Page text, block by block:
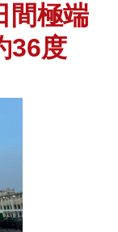
間極端
36度